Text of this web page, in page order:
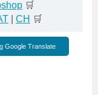
🛒
CH 🛒
Google Translate